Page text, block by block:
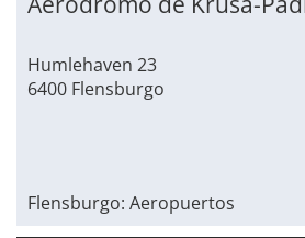
Humlehaven 23
6400 Flensburgo
Flensburgo: Aeropuertos